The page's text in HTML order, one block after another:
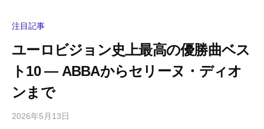
注目記事
ユーロビジョン史上最高の優勝曲ベス
ト10 ― ABBAからセリーヌ・ディオ
ンまで
2026年5月13日